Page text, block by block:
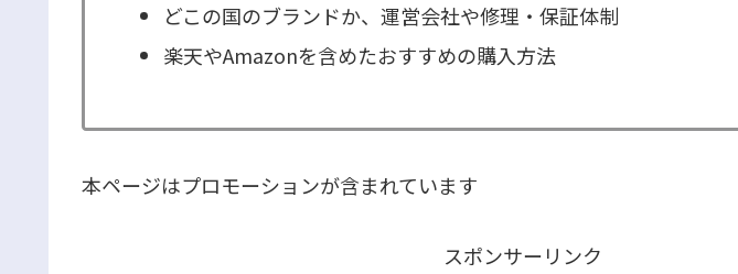
どこの国のブランドか、運営会社や修理・保証体制
楽天やAmazonを含めたおすすめの購入方法
本ページはプロモーションが含まれています
スポンサーリンク